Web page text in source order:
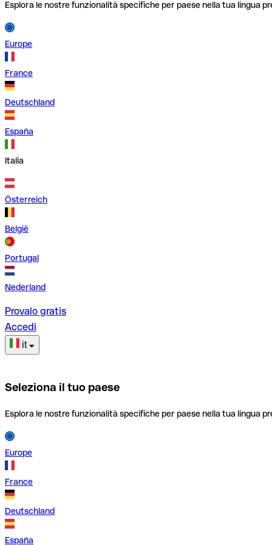
Esplora le nostre funzionalità specifiche per paese nella tua lingua
Europe
France
Deutschland
España
Italia
Österreich
België
Portugal
Nederland
Provalo gratis
Accedi
it
Seleziona il tuo paese
Esplora le nostre funzionalità specifiche per paese nella tua lingua
Europe
France
Deutschland
España